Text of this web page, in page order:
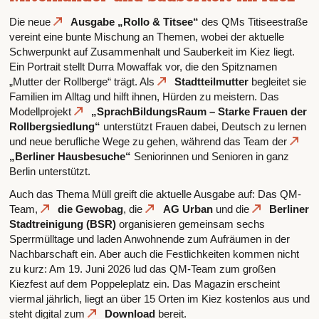
Die neue Ausgabe „Rollo & Titsee“ des QMs Titiseestraße
vereint eine bunte Mischung an Themen, wobei der aktuelle
Schwerpunkt auf Zusammenhalt und Sauberkeit im Kiez liegt.
Ein Portrait stellt Durra Mowaffak vor, die den Spitznamen
„Mutter der Rollberge“ trägt. Als
Stadtteilmutter begleitet sie
Familien im Alltag und hilft ihnen, Hürden zu meistern. Das
Modellprojekt
„SprachBildungsRaum – Starke Frauen der
Rollbergsiedlung“ unterstützt Frauen dabei, Deutsch zu lernen
und neue berufliche Wege zu gehen, während das Team der
„Berliner Hausbesuche“ Seniorinnen und Senioren in ganz
Berlin unterstützt.
Auch das Thema Müll greift die aktuelle Ausgabe auf: Das QM-
Team,
die Gewobag, die AG Urbanund die
Berliner
Stadtreinigung (BSR)organisieren gemeinsam sechs
Sperrmülltage und laden Anwohnende zum Aufräumen in der
Nachbarschaft ein. Aber auch die Festlichkeiten kommen nicht
zu kurz: Am 19. Juni 2026 lud das QM-Team zum großen
Kiezfest auf dem Poppeleplatz ein. Das Magazin erscheint
viermal jährlich, liegt an über 15 Orten im Kiez kostenlos aus und
steht digital zum
Download bereit.